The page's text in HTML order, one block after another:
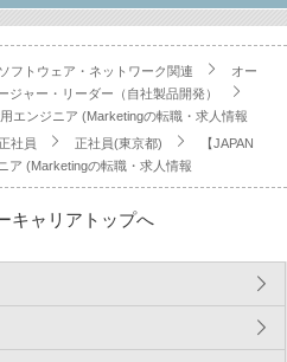
ソフトウェア・ネットワーク関連
オー
ジャー・リーダー（自社製品開発）
エンジニア (Marketingの転職・求人情報
正社員 正社員(東京都)
【JAPAN
ア (Marketingの転職・求人情報
キャリアトップへ